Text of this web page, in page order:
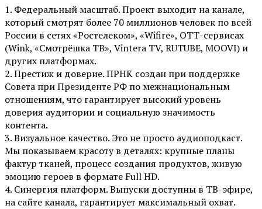
1. Федеральный масштаб. Проект выходит на канале,
который смотрят более 70 миллионов человек по всей
России в сетях «Ростелеком», «Wifire», ОТТ-сервисах
(Wink, «Смотрёшка ТВ», Vintera TV, RUTUBE, MOOVI) и
других платформах.
2. Престиж и доверие. ПРНК создан при поддержке
Совета при Президенте РФ по межнациональным
отношениям, что гарантирует высокий уровень
доверия аудитории и социальную значимость
контента.
3. Визуальное качество. Это не просто аудиоподкаст.
Мы показываем красоту в деталях: крупные планы
фактур тканей, процесс создания продуктов, живую
эмоцию героев в формате Full HD.
4. Синергия платформ. Выпуски доступны в ТВ-эфире,
на сайте канала, гарантирует максимальный охват.